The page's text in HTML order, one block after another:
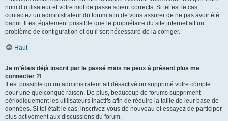
nom d’utilisateur et votre mot de passe soient corrects. Si tel est le cas,
contactez un administrateur du forum afin de vous assurer de ne pas avoir été
banni. Il est également possible que le propriétaire du site internet ait un
problème de configuration et qu’il soit nécessaire de la corriger.
Haut
Je m’étais déjà inscrit par le passé mais ne peux à présent plus me
connecter ?!
Il est possible qu’un administrateur ait désactivé ou supprimé votre compte
pour une quelconque raison. De plus, beaucoup de forums suppriment
périodiquement les utilisateurs inactifs afin de réduire la taille de leur base de
données. Si tel était le cas, inscrivez-vous de nouveau et essayez de participer
plus activement aux discussions du forum.